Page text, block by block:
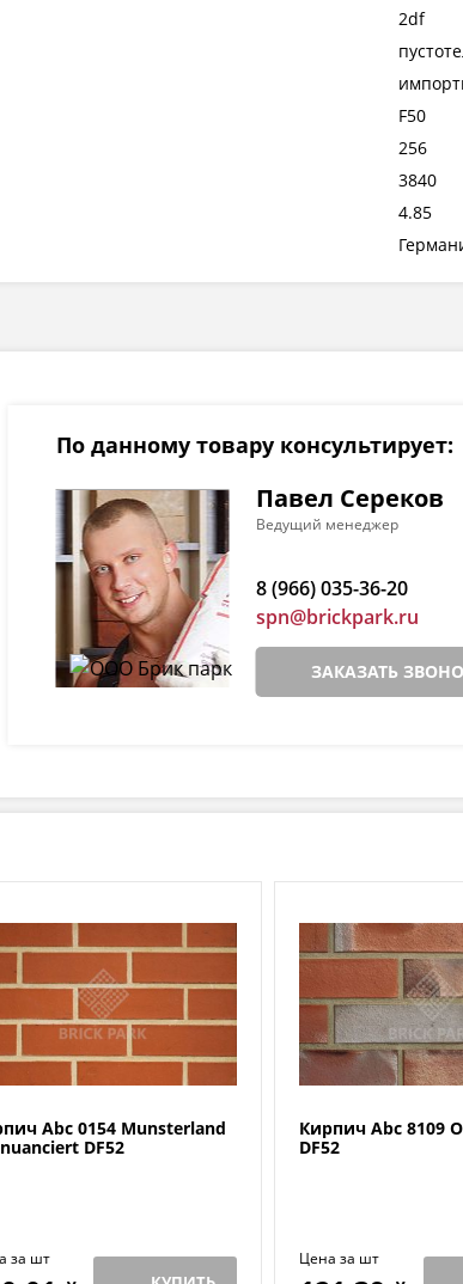
2df
F50
256
3840
4.85
По данному товару консультирует:
Павел Сереков
Ведущий менеджер
8 (966) 035-36-20
spn@brickpark.ru
ЗАКАЗАТЬ
Abc 0154 Munsterland
DF52
за шт
Кирпич Abc 8109
DF52
Цена за шт